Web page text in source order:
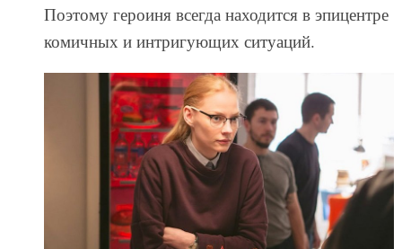
Поэтому героиня всегда находится в эпицентре
комичных и интригующих ситуаций.